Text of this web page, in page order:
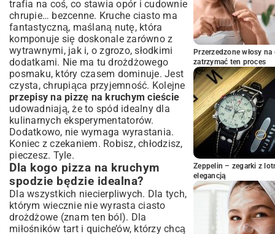
schłodzić, rozwałkować
Wskazówki dla idealnej kruchości i
konsystencji
Najlepsze połączenia smakowe:
Inspiracje na dodatki do pizzy na
kruchym cieście
Klasyka w nowej odsłonie: sos, ser i
ulubione mięsa
Warzywne i wegetariańskie kompozycje
Owoce morza i egzotyczne akcenty na
kruchym spodzie
Pieczenie pizzy na kruchym cieście:
Porady, by uniknąć błędów
Optymalna temperatura i czas pieczenia
dla chrupkiego spodu
Jak zapobiec przemoczeniu ciasta przez
sos i dodatki?
Rola odpowiedniej blachy i kamienia do
pizzy
trafia na coś, co stawia opór i cudownie
chrupie… bezcenne. Kruche ciasto ma
fantastyczną, maślaną nutę, która
komponuje się doskonale zarówno z
wytrawnymi, jak i, o zgrozo, słodkimi
dodatkami. Nie ma tu drożdżowego
posmaku, który czasem dominuje. Jest
czysta, chrupiąca przyjemność. Kolejne
przepisy na pizzę na kruchym cieście
udowadniają, że to spód idealny dla
kulinarnych eksperymentatorów.
Dodatkowo, nie wymaga wyrastania.
Koniec z czekaniem. Robisz, chłodzisz,
pieczesz. Tyle.
Dla kogo pizza na kruchym
spodzie będzie idealna?
Dla wszystkich niecierpliwych. Dla tych,
którym wiecznie nie wyrasta ciasto
drożdżowe (znam ten ból). Dla
miłośników tart i quiche’ów, którzy chcą
Przerzedzone włosy
zatrzymać ten proces
Zeppelin – zegarki z
elegancją